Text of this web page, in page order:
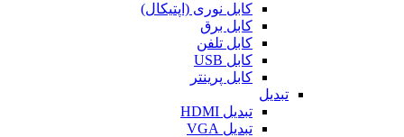
کابل نوری (اپتیکال)
کابل برق
کابل تلفن
کابل USB
کابل پرینتر
تبدیل
تبدیل HDMI
تبدیل VGA